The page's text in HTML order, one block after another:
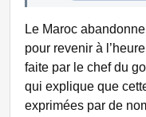
Le Maroc
pour revenir à
faite par le chef du
qui explique que
exprimées par de